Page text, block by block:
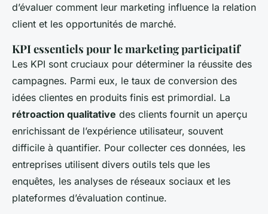
d’évaluer comment leur marketing influence la relation
client et les opportunités de marché.
KPI essentiels pour le marketing participatif
Les KPI sont cruciaux pour déterminer la réussite des
campagnes. Parmi eux, le taux de conversion des
idées clientes en produits finis est primordial. La
rétroaction qualitative des clients fournit un aperçu
enrichissant de l’expérience utilisateur, souvent
difficile à quantifier. Pour collecter ces données, les
entreprises utilisent divers outils tels que les
enquêtes, les analyses de réseaux sociaux et les
plateformes d’évaluation continue.